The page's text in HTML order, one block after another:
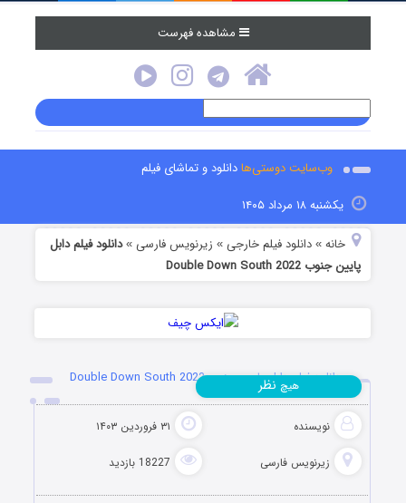
مشاهده فهرست
وب‌سایت دوستی‌هادانلود و تماشای فیلم
یکشنبه ۱۸ مرداد ۱۴۰۵
خانه »دانلود فیلم خارجی » زیرنویس فارسی »دانلود فیلم دابل
پایین جنوب Double Down South 2022
دانلود فیلم دابل پایین جنوب Double Down South 2022
نویسنده ۳۱ فروردین ۱۴۰۳
زیرنویس فارسی 18227 بازدید
هیچ نظر